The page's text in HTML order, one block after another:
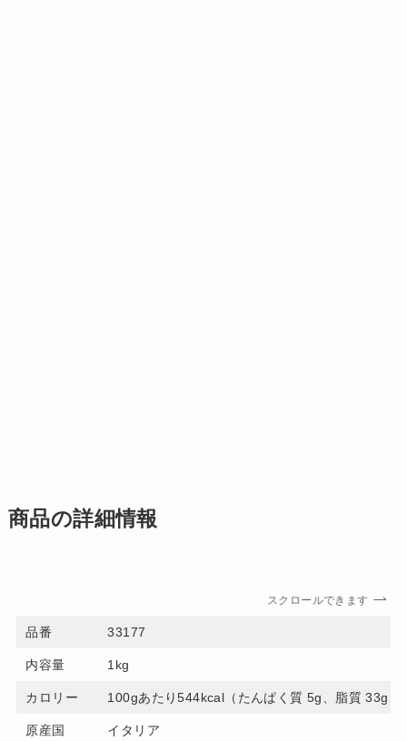
商品の詳細情報
スクロールできます
品番 33177
内容量 1kg
カロリー 100gあたり544kcal（たんぱく質 5g、脂質 33g
原産国 イタリア